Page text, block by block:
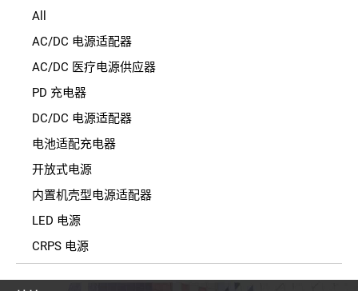
All
AC/DC 电源适配器
AC/DC 医疗电源供应器
PD 充电器
DC/DC 电源适配器
电池适配充电器
开放式电源
内置机壳型电源适配器
LED 电源
CRPS 电源